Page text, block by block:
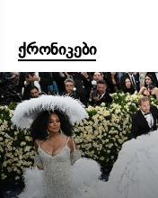
ქრონიკები